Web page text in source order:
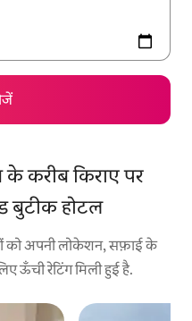
के करीब किराए पर
बुटीक होटल
को अपनी लोकेशन, सफ़ाई के
ऊँची रेटिंग मिली हुई है.